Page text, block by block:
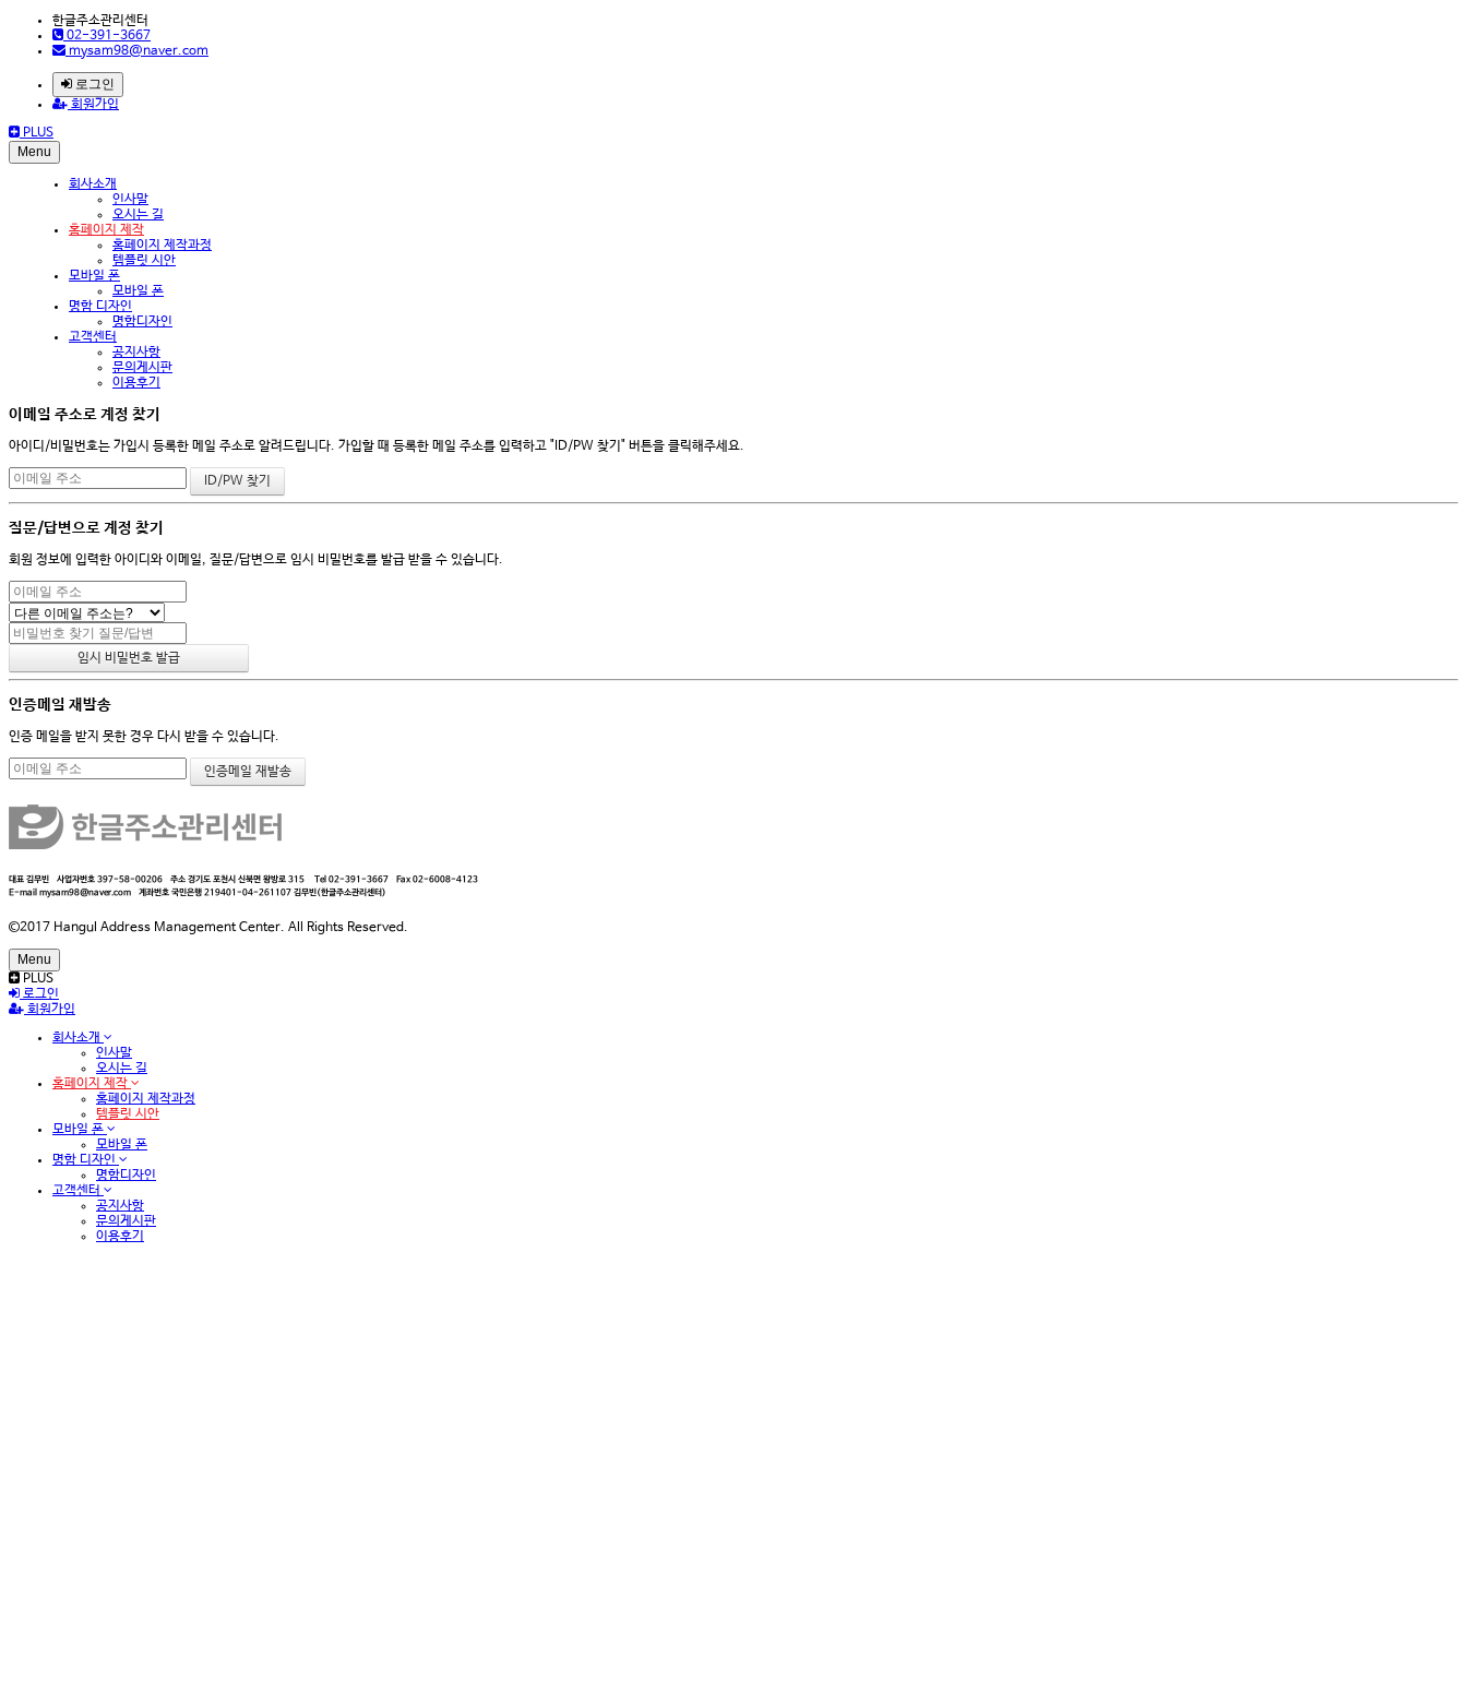
한글주소관리센터
02-391-3667
mysam98@naver.com
로그인
회원가입
PLUS
Menu
회사소개
인사말
오시는 길
홈페이지 제작
홈페이지 제작과정
템플릿 시안
모바일 폰
모바일 폰
명함 디자인
명함디자인
고객센터
공지사항
문의게시판
이용후기
이메일 주소로 계정 찾기
아이디/비밀번호는 가입시 등록한 메일 주소로 알려드립니다. 가입할 때 등록한 메일 주소를 입력하고 "ID/PW 찾기" 버튼을 클릭해주세요.
질문/답변으로 계정 찾기
회원 정보에 입력한 아이디와 이메일, 질문/답변으로 임시 비밀번호를 발급 받을 수 있습니다.
인증메일 재발송
인증 메일을 받지 못한 경우 다시 받을 수 있습니다.
대표 김무빈 사업자번호 397-58-00206 주소 경기도 포천시 신북면 왕방로 315 Tel 02-391-3667 Fax 02-6008-4123
E-mail mysam98@naver.com 계좌번호 국민은행 219401-04-261107 김무빈(한글주소관리센터)
©2017 Hangul Address Management Center. All Rights Reserved.
Menu
PLUS
로그인
회원가입
회사소개
인사말
오시는 길
홈페이지 제작
홈페이지 제작과정
템플릿 시안
모바일 폰
모바일 폰
명함 디자인
명함디자인
고객센터
공지사항
문의게시판
이용후기